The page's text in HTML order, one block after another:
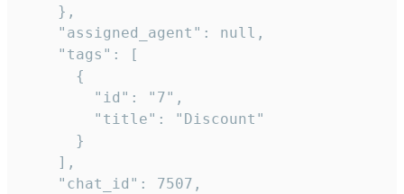
    },
    "assigned_agent": null,
    "tags": [
      {
        "id": "7",
        "title": "Discount"
      }
    ],
    "chat_id": 7507,